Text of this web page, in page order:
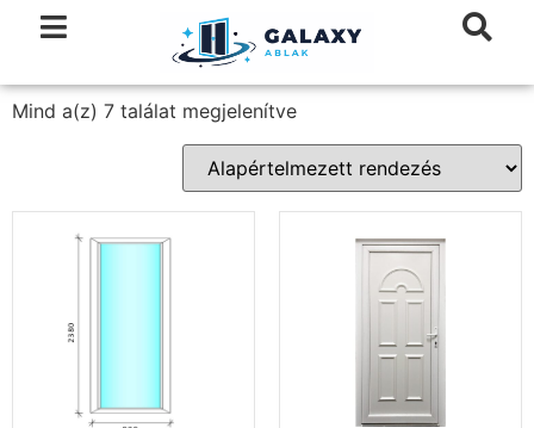
Mind a(z) 7 találat megjelenítve